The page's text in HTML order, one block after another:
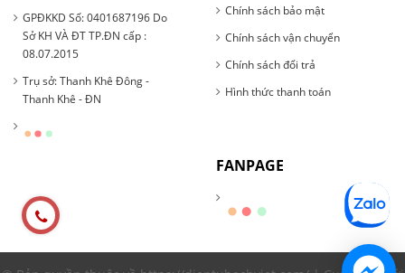
GPĐKKD Số: 0401687196 Do
Sở KH VÀ ĐT TP.ĐN cấp :
08.07.2015
Trụ sở: Thanh Khê Đông -
Thanh Khê - ĐN
Chính sách bảo mật
Chính sách vận chuyển
Chính sách đổi trả
Hình thức thanh toán
FANPAGE